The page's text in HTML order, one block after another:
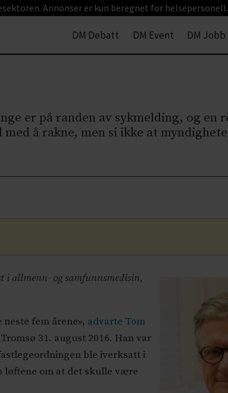
Annonser er kun beregnet for helsepersonell.
DM Debatt DM Event DM Jobb
er på randen av sykmelding, og en
å rakne, men si ikke at
i allmenn- og samfunnsmedisin,
fem årene», advarte Tom
31. august 2016. Han var
ble iverksatt i
løftene om at det skulle være